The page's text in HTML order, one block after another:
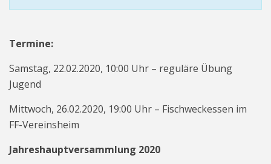
Termine:
Samstag, 22.02.2020, 10:00 Uhr – reguläre Übung
Jugend
Mittwoch, 26.02.2020, 19:00 Uhr – Fischweckessen im
FF-Vereinsheim
Jahreshauptversammlung 2020